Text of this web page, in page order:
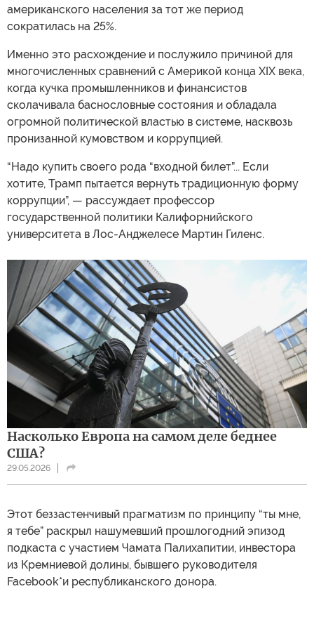
американского населения за тот же период
сократилась на 25%.
Именно это расхождение и послужило причиной для
многочисленных сравнений с Америкой конца XIX века,
когда кучка промышленников и финансистов
сколачивала баснословные состояния и обладала
огромной политической властью в системе, насквозь
пронизанной кумовством и коррупцией.
“Надо купить своего рода “входной билет”... Если
хотите, Трамп пытается вернуть традиционную форму
коррупции”, — рассуждает профессор
государственной политики Калифорнийского
университета в Лос-Анджелесе Мартин Гиленс.
Насколько Европа на самом деле беднее
США?
29.05.2026
Этот беззастенчивый прагматизм по принципу “ты мне,
я тебе” раскрыл нашумевший прошлогодний эпизод
подкаста с участием Чамата Палихапитии, инвестора
из Кремниевой долины, бывшего руководителя
Facebook*и республиканского донора.